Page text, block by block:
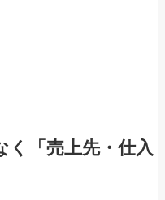
く「売上先・仕入